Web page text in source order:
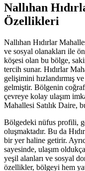
Nallıhan
Özellikleri
Nallıhan Hıdırlar
ve sosyal olanakları ile
köşesi olan bu bölge,
tercih sunar. Hıdırlar
gelişimini hızlandırmış
gelmiştir. Bölgenin
çevreye kolay ulaşım
Mahallesi Satılık Daire,
Bölgedeki nüfus profili,
oluşmaktadır. Bu da
bir yer haline getirir.
sayesinde, ulaşım
yeşil alanları ve sosyal
özellikler, bölgeyi hem